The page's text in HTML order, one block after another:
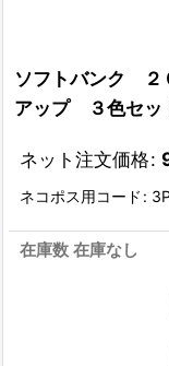
ソフトバンク ２
アップ ３色セッ
ネット注文価格:
ネコポス用コード :
在庫数 在庫なし